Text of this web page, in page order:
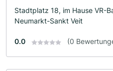
Stadtplatz 18, im Hause VR-
Neumarkt-Sankt Veit
0.0 (0